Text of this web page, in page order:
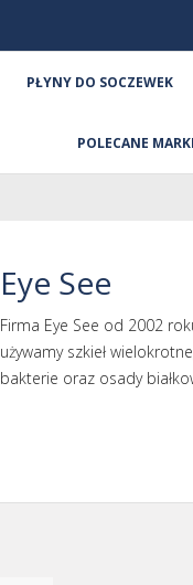
PŁYNY DO SOCZEWEK
POLECANE MARKI
Eye See
Firma Eye See od 2002
używamy szkieł
bakterie oraz osady